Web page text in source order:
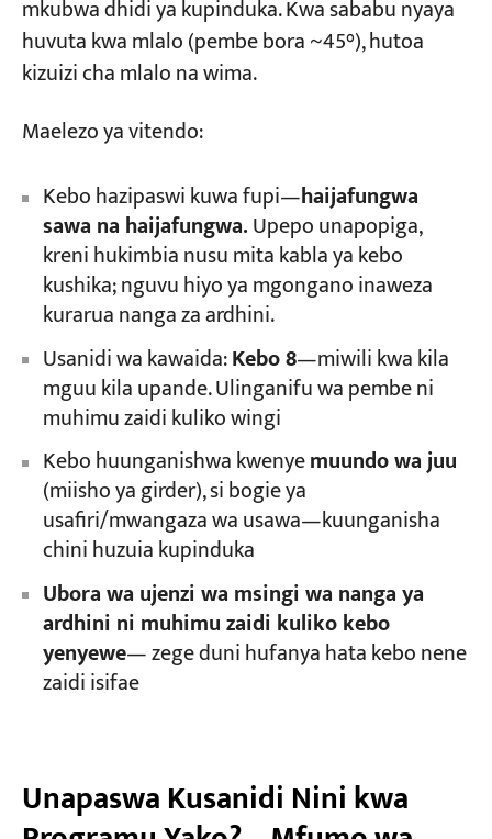
mkubwa dhidi ya kupinduka. Kwa sababu nyaya
huvuta kwa mlalo (pembe bora ~45°), hutoa
kizuizi cha mlalo na wima.
Maelezo ya vitendo:
Kebo hazipaswi kuwa fupi—haijafungwa
sawa na haijafungwa.Upepo unapopiga,
kreni hukimbia nusu mita kabla ya kebo
kushika; nguvu hiyo ya mgongano inaweza
kurarua nanga za ardhini.
Usanidi wa kawaida:Kebo 8—miwili kwa kila
mguu kila upande. Ulinganifu wa pembe ni
muhimu zaidi kuliko wingi
Kebo huunganishwa kwenyemuundo wa juu
(miisho ya girder), si bogie ya
usafiri/mwangaza wa usawa—kuunganisha
chini huzuia kupinduka
Ubora wa ujenzi wa msingi wa nanga ya
ardhini ni muhimu zaidi kuliko kebo
yenyewe— zege duni hufanya hata kebo nene
zaidi isifae
Unapaswa Kusanidi Nini kwa